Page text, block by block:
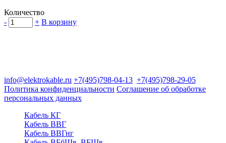
Количество
-
+ В корзину
info@elektrokable.ru +7(495)798-04-13 +7(495)798-29-05
Политика конфиденциальности Соглашение об обработке
персональных данных
Кабель КГ
Кабель ВВГ
Кабель ВВГнг